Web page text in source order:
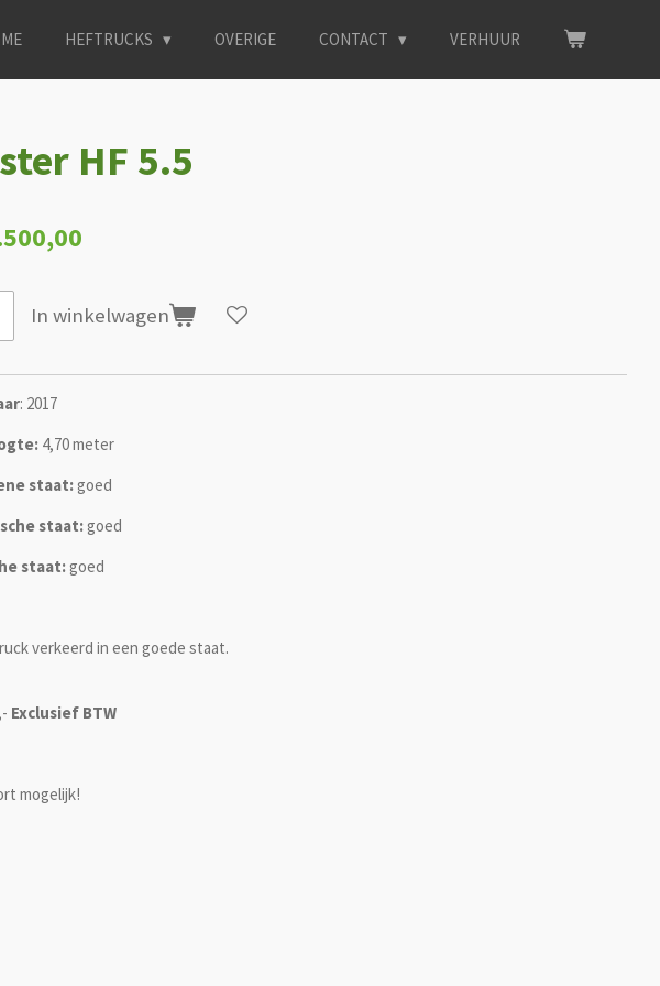
HEFTRUCKS OVERIGE CONTACT VERHUUR
HF 5.5
In winkelwagen
: 2017
4,70meter
staat:goed
staat:goed
staat:goed
verkeerd in een goede staat.
Exclusief BTW
mogelijk!